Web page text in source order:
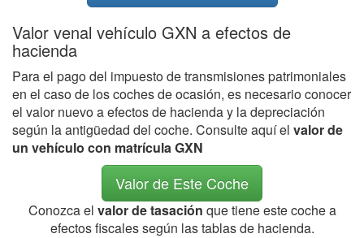
Valor venal vehículo GXN a efectos de
hacienda
Para el pago del impuesto de transmisiones patrimoniales
en el caso de los coches de ocasión, es necesario conocer
el valor nuevo a efectos de hacienda y la depreciación
según la antigüedad del coche. Consulte aquí el valor de
un vehículo con matrícula GXN
Valor de Este Coche
Conozca el valor de tasación que tiene este coche a
efectos fiscales según las tablas de hacienda.